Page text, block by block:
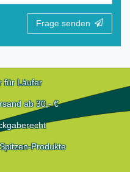
Frage senden
für Läufer
ab 30,- €
Produkte